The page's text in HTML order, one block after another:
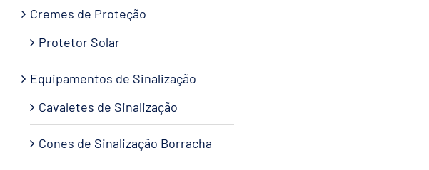
Cremes de Proteção
Protetor Solar
Equipamentos de Sinalização
Cavaletes de Sinalização
Cones de Sinalização Borracha